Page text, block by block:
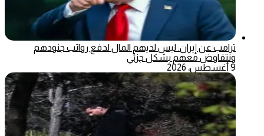
ترامب عن إيران: ليس لديهم المال لدفع رواتب جنودهم
ونتفاوض معهم بشكل جزئي
9 أغسطس، 2026